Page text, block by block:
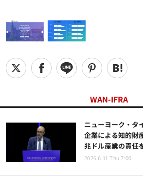
WAN-IFRA
ニューヨーク・タ
企業による知的財
兆ドル産業の責任
2026.6.11 Thu 7:00